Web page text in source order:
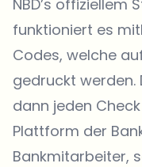
NBD’s offiziellem
funktioniert es
Codes, welche
gedruckt werden.
dann jeden
Plattform der
Bankmitarbeiter,